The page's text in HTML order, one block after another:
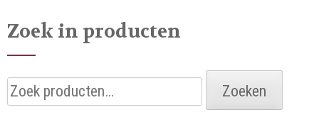
Zoek in producten
Zoeken
naar:
Zoeken